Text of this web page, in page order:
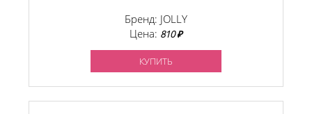
Бренд: JOLLY
Цена: 810 ₽
КУПИТЬ